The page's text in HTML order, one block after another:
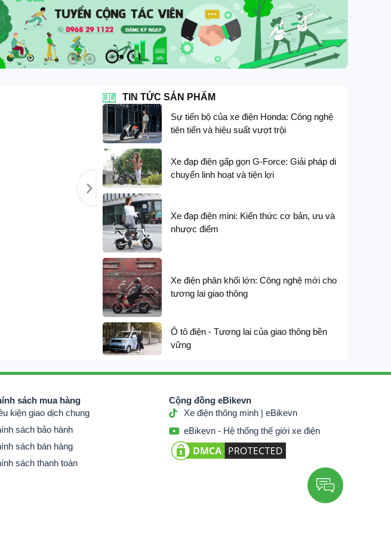
14,200,000
  
TIN TỨC SẢN PHẨM
Sự tiến bộ của xe điện Honda: Công nghệ
tiên tiến và hiệu suất vượt trội
Xe đạp điện gấp gọn G-Force: Giải pháp di
chuyển linh hoạt và tiện lợi
Xe đạp điện mini: Kiến thức cơ bản, ưu và
nhược điểm
Xe điện phân khối lớn: Công nghệ mới cho
tương lai giao thông
Ô tô điện - Tương lai của giao thông bền
vững
sách mua hàng
kiện giao dịch chung
sách bảo hành
sách bán hàng
sách thanh toán
Cộng đồng eBikevn
Xe điện thông minh | eBikevn
eBikevn - Hệ thống thế giới xe điện